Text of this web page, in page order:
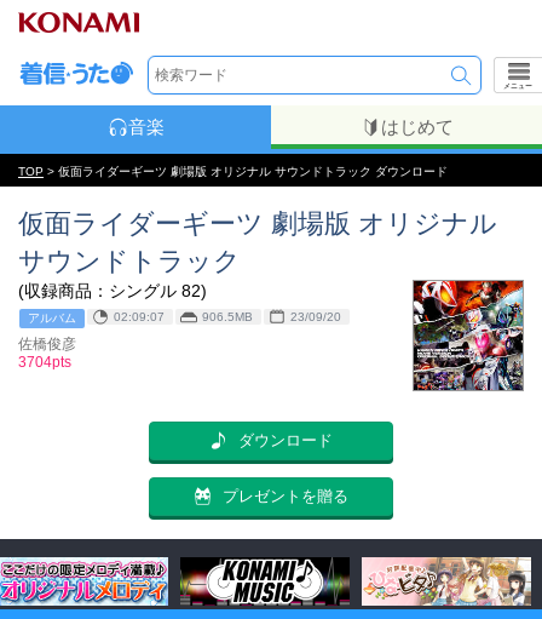
メニュー
音楽 はじめて
TOP > 仮面ライダーギーツ 劇場版 オリジナル サウンドトラック ダウンロード
仮面ライダーギーツ 劇場版 オリジナル
サウンドトラック
(収録商品：シングル 82)
アルバム 02:09:07 906.5MB 23/09/20
佐橋俊彦
3704pts
ダウンロード
プレゼントを贈る